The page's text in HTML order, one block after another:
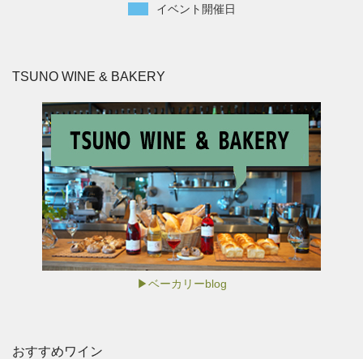
イベント開催日
TSUNO WINE & BAKERY
▶ベーカリーblog
おすすめワイン